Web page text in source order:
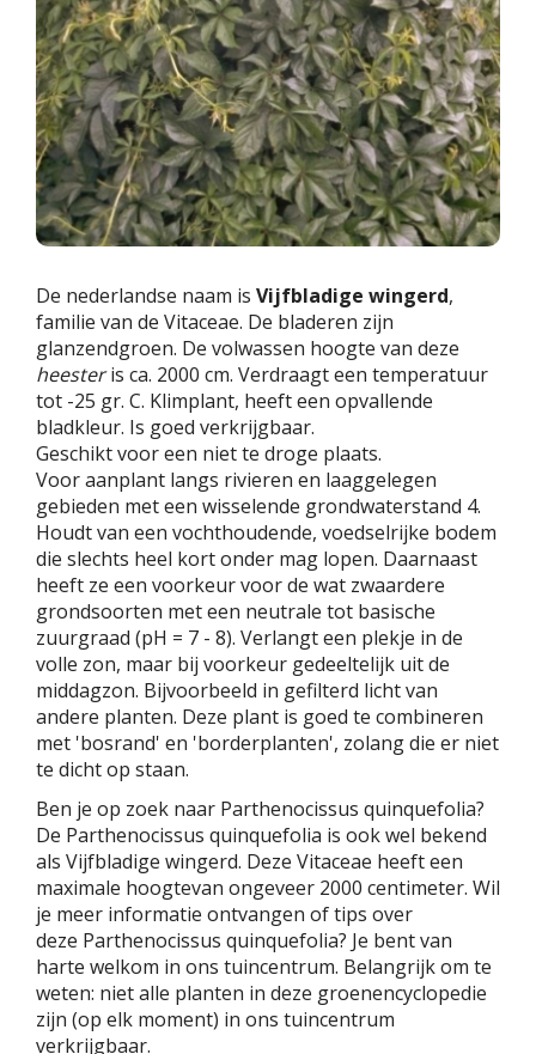
De nederlandse naam is Vijfbladige wingerd,
familie van de Vitaceae. De bladeren zijn
glanzendgroen. De volwassen hoogte van deze
heesteris ca. 2000 cm. Verdraagt een temperatuur
tot -25 gr. C. Klimplant, heeft een opvallende
bladkleur. Is goed verkrijgbaar.
Geschikt voor een niet te droge plaats.
Voor aanplant langs rivieren en laaggelegen
gebieden met een wisselende grondwaterstand 4.
Houdt van een vochthoudende, voedselrijke bodem
die slechts heel kort onder mag lopen. Daarnaast
heeft ze een voorkeur voor de wat zwaardere
grondsoorten met een neutrale tot basische
zuurgraad (pH = 7 - 8). Verlangt een plekje in de
volle zon, maar bij voorkeur gedeeltelijk uit de
middagzon. Bijvoorbeeld in gefilterd licht van
andere planten. Deze plant is goed te combineren
met 'bosrand' en 'borderplanten', zolang die er niet
te dicht op staan.
Ben je op zoek naar Parthenocissus quinquefolia?
De Parthenocissus quinquefolia is ook wel bekend
als Vijfbladige wingerd. Deze Vitaceae heeft een
maximale hoogtevan ongeveer 2000 centimeter. Wil
je meer informatie ontvangen of tips over
deze Parthenocissus quinquefolia? Je bent van
harte welkom in ons tuincentrum. Belangrijk om te
weten: niet alle planten in deze groenencyclopedie
zijn (op elk moment) in ons tuincentrum
verkrijgbaar.